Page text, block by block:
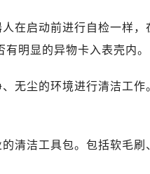
在启动前进行自检一样
明显的异物卡入表壳内。
无尘的环境进行清洁工
清洁工具包。包括软毛